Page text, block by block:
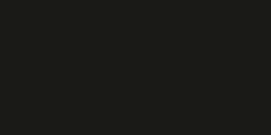
para Franclim Carvalho que é